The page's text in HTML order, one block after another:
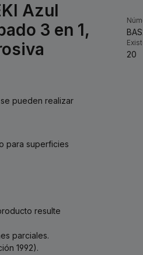
20
Azul
3 en 1,
pueden realizar
para superficies
resulte
parciales.
1992).